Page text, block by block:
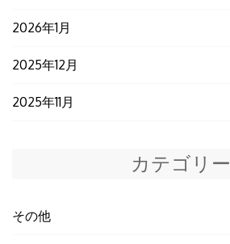
2026年1月
2025年12月
2025年11月
カテゴリー
その他